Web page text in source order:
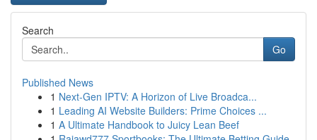
Search
Go
Published News
1 Next-Gen IPTV: A Horizon of Live Broadca...
1 Leading AI Website Builders: Prime Choices ...
1 A Ultimate Handbook to Juicy Lean Beef